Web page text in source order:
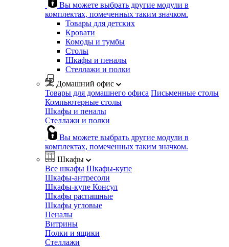
Вы можете выбрать другие модули в
комплектах, помеченных таким значком.
Товары для детских
Кровати
Комоды и тумбы
Столы
Шкафы и пеналы
Стеллажи и полки
Домашний офис
Товары для домашнего офиса Письменные столы
Компьютерные столы
Шкафы и пеналы
Стеллажи и полки
Вы можете выбрать другие модули в
комплектах, помеченных таким значком.
Шкафы
Все шкафы Шкафы-купе
Шкафы-антресоли
Шкафы-купе Консул
Шкафы распашные
Шкафы угловые
Пеналы
Витрины
Полки и ящики
Стеллажи